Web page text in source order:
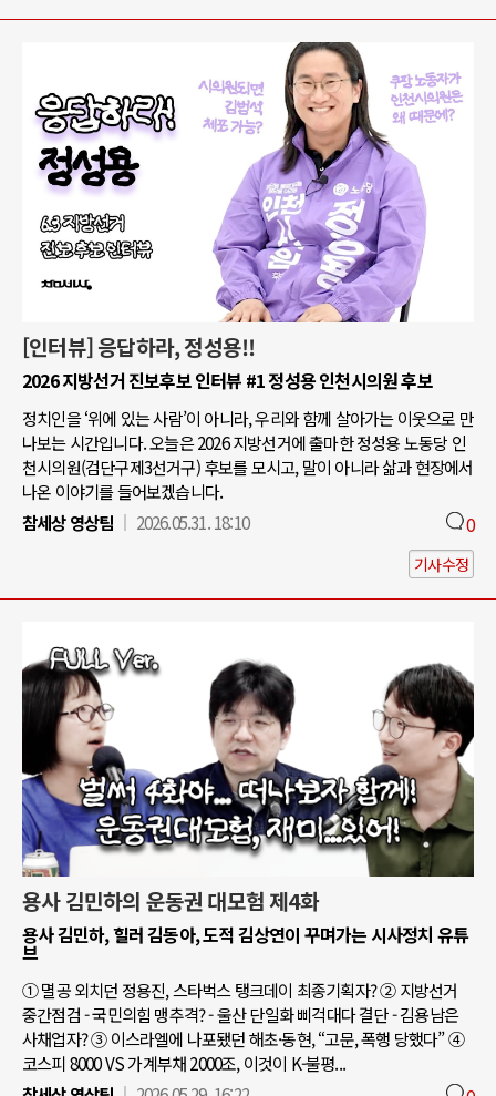
[인터뷰] 응답하라, 정성용!!
2026 지방선거 진보후보 인터뷰 #1 정성용 인천시의원 후보
정치인을 ‘위에 있는 사람’이 아니라, 우리와 함께 살아가는 이웃으로 만
나보는 시간입니다. 오늘은 2026 지방선거에 출마한 정성용 노동당 인
천시의원(검단구제3선거구) 후보를 모시고, 말이 아니라 삶과 현장에서
나온 이야기를 들어보겠습니다.
참세상 영상팀
2026.05.31. 18:10 0
기사수정
용사 김민하의 운동권 대모험 제4화
용사 김민하, 힐러 김동아, 도적 김상연이 꾸며가는 시사정치 유튜
브
① 멸공 외치던 정용진, 스타벅스 탱크데이 최종기획자? ② 지방선거
중간점검 - 국민의힘 맹추격? - 울산 단일화 삐걱대다 결단 - 김용남은
사채업자? ③ 이스라엘에 나포됐던 해초·동현, “고문, 폭행 당했다” ④
코스피 8000 VS 가계부채 2000조, 이것이 K-불평...